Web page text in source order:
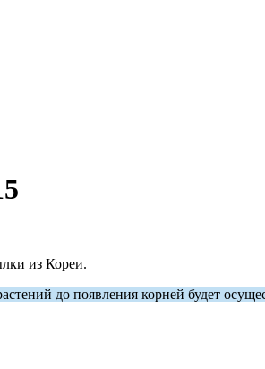
из Кореи.
до появления корней будет